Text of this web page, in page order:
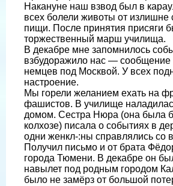
Накануне наш взвод был в
всех болели животы от излишне
пищи. После принятия присяги
торжественный марш училища.
В декабре мне запомнилось
взбудоражило нас — сообщение
немцев под Москвой. У всех
настроение.
Мы горели желанием ехать на
фашистов. В училище
домом. Сестра Нюра (она была
колхозе) писала о событиях в
одни женкл-:ны справлялись со
Получил письмо и от брата
города Тюмени. В декабре он
навылет под родным городом
было не замёрз от большой